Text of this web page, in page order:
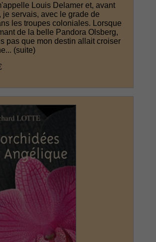
Louis Delamer et, avant
je servais, avec le grade de
les troupes coloniales. Lorsque
de la belle Pandora Olsberg,
pas que mon destin allait croiser
(suite)